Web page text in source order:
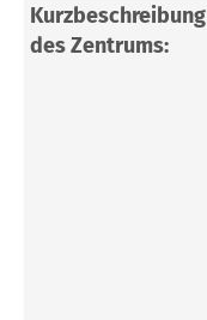
Kurzbeschreibung
des Zentrums: